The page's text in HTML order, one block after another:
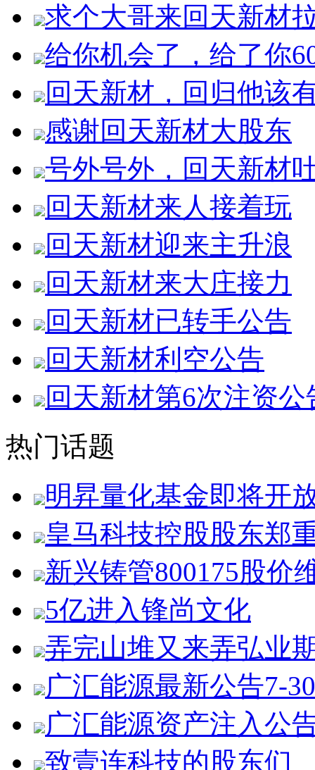
求个大哥来回天新材
给你机会了，给了你
回天新材，回归他该
感谢回天新材大股东
号外号外，回天新材
回天新材来人接着玩
回天新材迎来主升浪
回天新材来大庄接力
回天新材已转手公告
回天新材利空公告
回天新材第6次注资公
热门话题
明昇量化基金即将开
皇马科技控股股东郑
新兴铸管800175股价
5亿进入锋尚文化
弄完山堆又来弄弘业
广汇能源最新公告7-30
广汇能源资产注入公
致壹连科技的股东们